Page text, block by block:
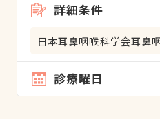
詳細条件
日本耳鼻咽喉科学会耳鼻
診療曜日